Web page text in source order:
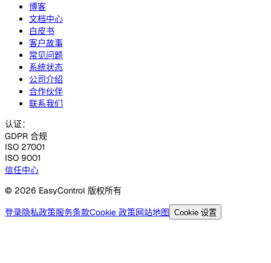
博客
文档中心
白皮书
客户故事
常见问题
系统状态
公司介绍
合作伙伴
联系我们
认证：
GDPR 合规
ISO 27001
ISO 9001
信任中心
© 2026 EasyControl 版权所有
登录隐私政策服务条款Cookie 政策网站地图 Cookie 设置